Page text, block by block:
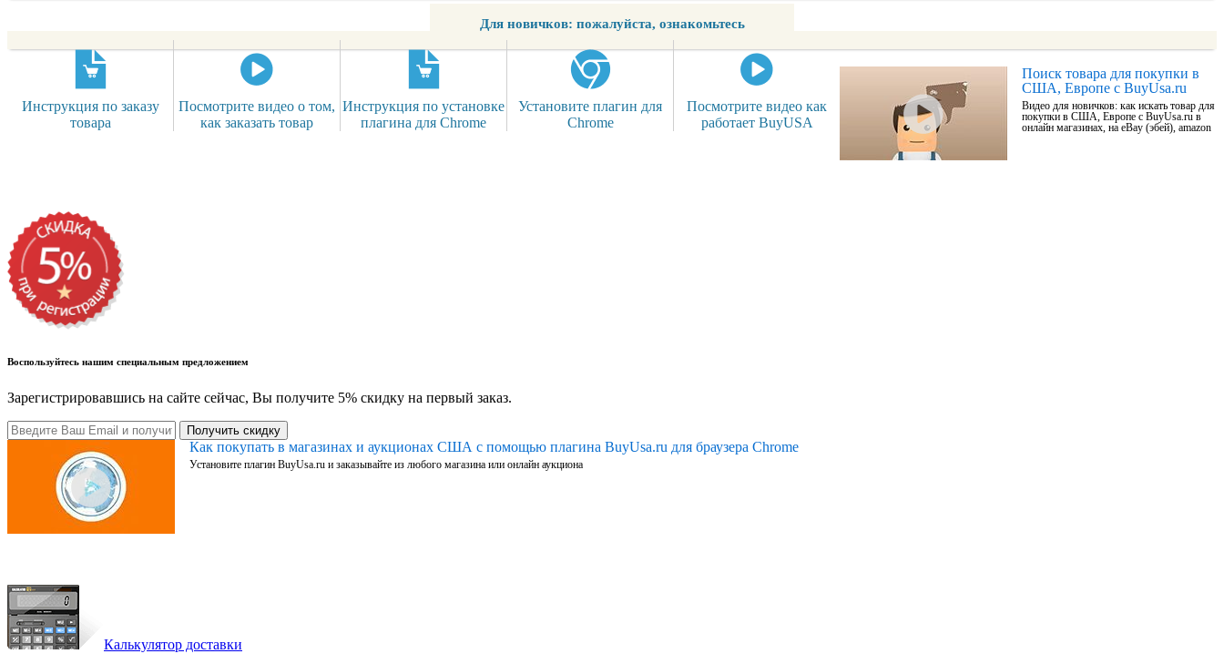
Для новичков: пожалуйста, ознакомьтесь
Инструкция по заказу
товара
Посмотрите видео о том,
как заказать товар
Инструкция по установке
плагина для Chrome
Установите плагин для
Chrome
Посмотрите видео как
работает BuyUSA
Поиск товара для покупки в
США, Европе с BuyUsa.ru
Видео для новичков: как искать товар для
покупки в США, Европе с BuyUsa.ru в
онлайн магазинах, на eBay (эбей), amazon
Воспользуйтесь нашим специальным предложением
Зарегистрировавшись на сайте сейчас, Вы получите 5% скидку на первый заказ.
Получить скидку
Как покупать в магазинах и аукционах США с помощью плагина BuyUsa.ru для браузера Chrome
Установите плагин BuyUsa.ru и заказывайте из любого магазина или онлайн аукциона
Калькулятор доставки